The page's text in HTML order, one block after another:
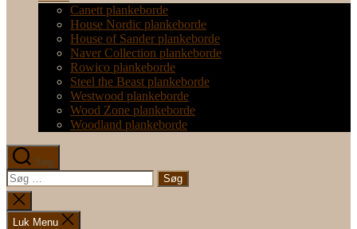
Canett plankeborde
House Nordic plankeborde
House of Sander plankeborde
Naver Collection plankeborde
Rowico plankeborde
Steel the Beast plankeborde
Westwood plankeborde
Wood Zone plankeborde
Woodland plankeborde
Søg
Søg
efter:
Luk
søgning
Luk Menu